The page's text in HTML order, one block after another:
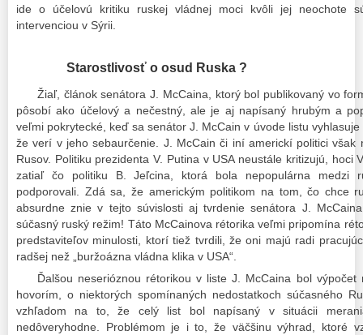
ide o účelovú kritiku ruskej vládnej moci kvôli jej neochote
intervenciou v Sýrii.
Starostlivosť o osud Ruska ?
Žiaľ, článok senátora J. McCaina, ktorý bol publikovaný vo
pôsobí ako účelový a nečestný, ale je aj napísaný hrubým a
veľmi pokrytecké, keď sa senátor J. McCain v úvode listu
že verí v jeho sebaurčenie. J. McCain či iní americkí politici však
Rusov. Politiku prezidenta V. Putina v USA neustále kritizujú, hoci
zatiaľ čo politiku B. Jeľcina, ktorá bola nepopulárna medzi
podporovali. Zdá sa, že americkým politikom na tom, čo chce
absurdne znie v tejto súvislosti aj tvrdenie senátora J.
súčasný ruský režim! Táto McCainova rétorika veľmi pripomína
predstaviteľov minulosti, ktorí tiež tvrdili, že oni majú radi
radšej než „buržoázna vládna klika v USA“.
Ďalšou neserióznou rétorikou v liste J. McCaina bol výpočet
hovorím, o niektorých spomínaných nedostatkoch súčasného
vzhľadom na to, že celý list bol napísaný v situácii
nedôveryhodne. Problémom je i to, že väčšinu výhrad, ktoré